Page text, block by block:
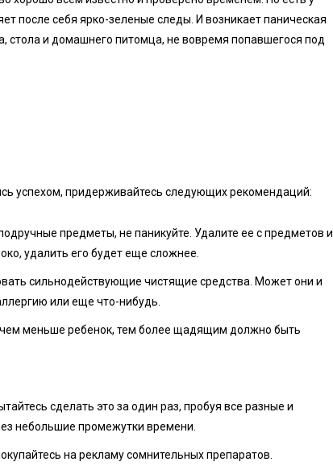
после себя ярко-зеленые следы. И возникает паническая
стола и домашнего питомца, не вовремя попавшегося под
успехом, придерживайтесь следующих рекомендаций:
предметы, не паникуйте. Удалите ее с предметов и
удалить его будет еще сложнее.
сильнодействующие чистящие средства. Может они и
или еще что-нибудь.
меньше ребенок, тем более щадящим должно быть
сделать это за один раз, пробуя все разные и
небольшие промежутки времени.
на рекламу сомнительных препаратов.